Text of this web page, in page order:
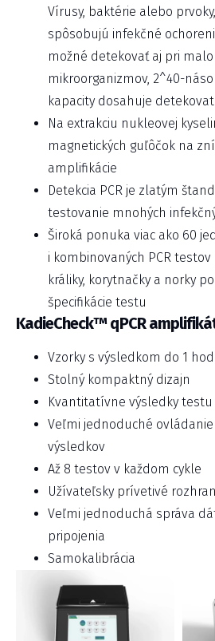
Vírusy, baktérie alebo
spôsobujú infekčné
možné detekovať aj pri
mikroorganizmov, 2^40-
kapacity dosahuje
Na extrakciu nukleovej
magnetických guľôčok na
amplifikácie
Detekcia PCR je zlatým
testovanie mnohých
Široká ponuka viac ako 60
i kombinovaných PCR testov
králiky, korytnačky a norky
špecifikácie testu
KadieCheck™ qPCR
Vzorky s výsledkom do 1
Stolný kompaktný dizajn
Kvantitatívne výsledky
Veľmi jednoduché
výsledkov
Až 8 testov v každom cykle
Užívateľsky prívetivé
Veľmi jednoduchá správa
pripojenia
Samokalibrácia